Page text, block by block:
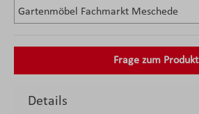
Gartenmöbel Fachmarkt Meschede
Frage zum Produkt
Details